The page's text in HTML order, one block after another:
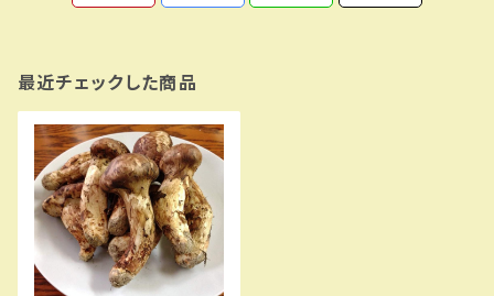
最近チェックした商品